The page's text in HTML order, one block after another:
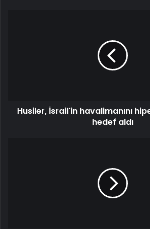
Husiler, İsrail'in havalimanını
hedef aldı